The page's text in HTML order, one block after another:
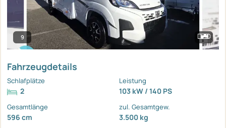
9
Fahrzeugdetails
Schlafplätze
2
Leistung
103 kW / 140 PS
Gesamtlänge
596 cm
zul. Gesamtgew.
3.500 kg